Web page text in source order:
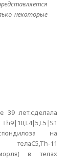
некоторые
39 лет.сделала
на
телаC5,Th-11
в телах